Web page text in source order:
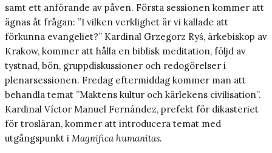
samt ett anförande av påven. Första sessionen kommer att
ägnas åt frågan: ”I vilken verklighet är vi kallade att
förkunna evangeliet?” Kardinal Grzegorz Ryś, ärkebiskop av
Krakow, kommer att hålla en biblisk meditation, följd av
tystnad, bön, gruppdiskussioner och redogörelser i
plenarsessionen. Fredag eftermiddag kommer man att
behandla temat ”Maktens kultur och kärlekens civilisation”.
Kardinal Víctor Manuel Fernández, prefekt för dikasteriet
för trosläran, kommer att introducera temat med
utgångspunkt i Magnifica humanitas.